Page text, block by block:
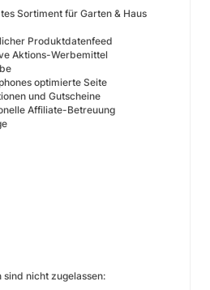
Sortiment für Garten & Haus
Produktdatenfeed
Aktions-Werbemittel
optimierte Seite
und Gutscheine
Affiliate-Betreuung
nicht zugelassen: